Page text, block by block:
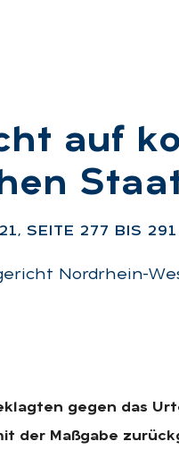
auf
SEI­TE 277 BIS 291
Nordrhein-
gegen das
der Maßgabe